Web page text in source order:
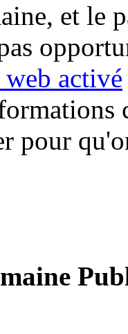
et le
web activé
pour